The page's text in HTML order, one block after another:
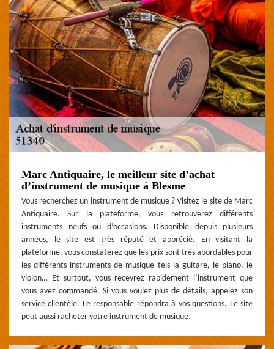
Marc Antiquaire, le meilleur site d’achat
d’instrument de musique à Blesme
Vous recherchez un instrument de musique ? Visitez le site de Marc
Antiquaire. Sur la plateforme, vous retrouverez différents
instruments neufs ou d’occasions. Disponible depuis plusieurs
années, le site est très réputé et apprécié. En visitant la
plateforme, vous constaterez que les prix sont très abordables pour
les différents instruments de musique tels la guitare, le piano, le
violon… Et surtout, vous recevrez rapidement l’instrument que
vous avez commandé. Si vous voulez plus de détails, appelez son
service clientèle. Le responsable répondra à vos questions. Le site
peut aussi racheter votre instrument de musique.